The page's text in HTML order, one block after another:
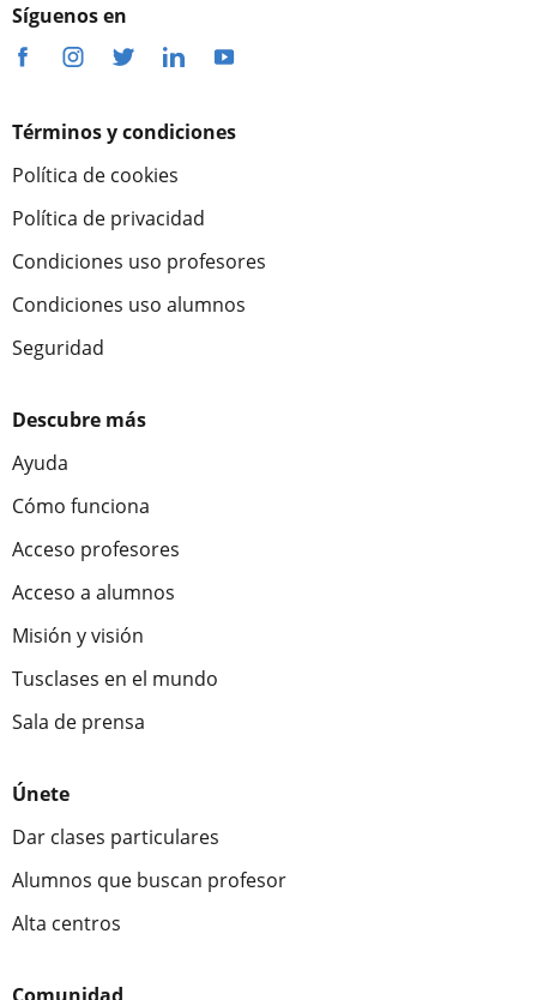
Síguenos en
Términos y condiciones
Política de cookies
Política de privacidad
Condiciones uso profesores
Condiciones uso alumnos
Seguridad
Descubre más
Ayuda
Cómo funciona
Acceso profesores
Acceso a alumnos
Misión y visión
Tusclases en el mundo
Sala de prensa
Únete
Dar clases particulares
Alumnos que buscan profesor
Alta centros
Comunidad